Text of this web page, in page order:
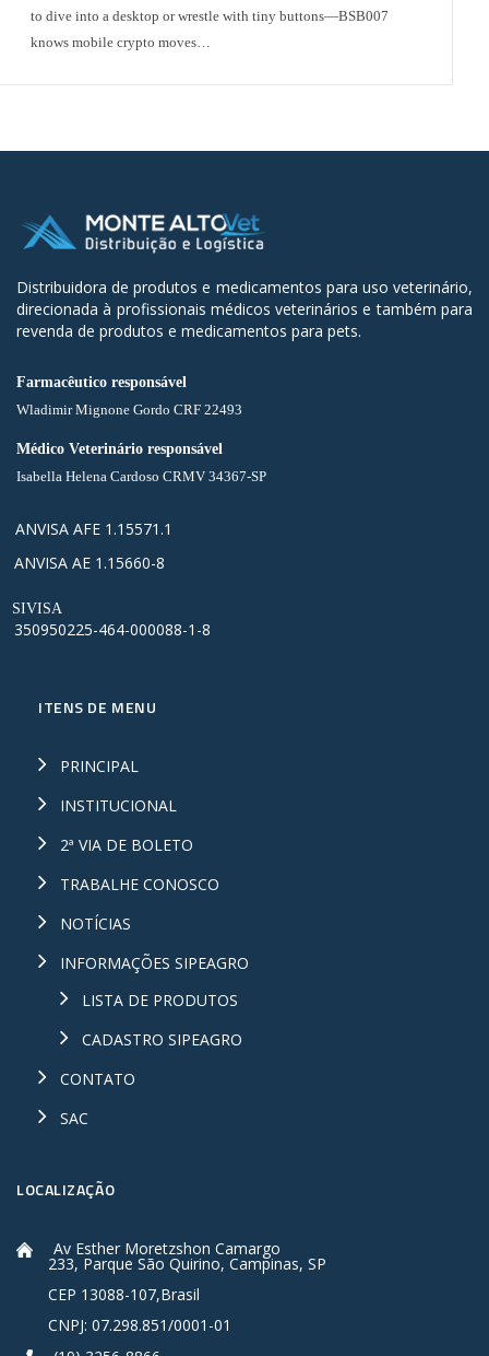
to dive into a desktop or wrestle with tiny buttons—BSB007
knows mobile crypto moves…
Distribuidora de produtos e medicamentos para uso veterinário,
direcionada à profissionais médicos veterinários e também para
revenda de produtos e medicamentos para pets.
Farmacêutico responsável
Wladimir Mignone Gordo CRF 22493
Médico Veterinário responsável
Isabella Helena Cardoso CRMV 34367-SP
ANVISA AFE 1.15571.1
ANVISA AE 1.15660-8
SIVISA
350950225-464-000088-1-8
ITENS DE MENU
PRINCIPAL
INSTITUCIONAL
2ª VIA DE BOLETO
TRABALHE CONOSCO
NOTÍCIAS
INFORMAÇÕES SIPEAGRO
LISTA DE PRODUTOS
CADASTRO SIPEAGRO
CONTATO
SAC
LOCALIZAÇÃO
Av Esther Moretzshon Camargo
233, Parque São Quirino, Campinas, SP
CEP 13088-107,Brasil
CNPJ: 07.298.851/0001-01